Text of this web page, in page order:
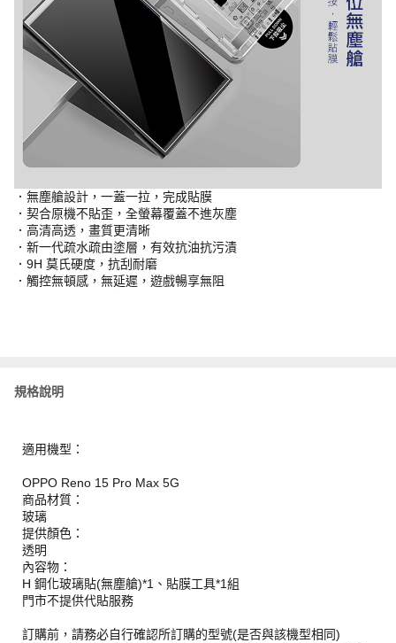
．無塵艙設計，一蓋一拉，完成貼膜
．契合原機不貼歪，全螢幕覆蓋不進灰塵
．高清高透，畫質更清晰
．新一代疏水疏由塗層，有效抗油抗污漬
．9H 莫氏硬度，抗刮耐磨
．觸控無頓感，無延遲，遊戲暢享無阻
規格說明
適用機型：
OPPO Reno 15 Pro Max 5G
商品材質：
玻璃
提供顏色：
透明
內容物：
H 鋼化玻璃貼(無塵艙)*1、貼膜工具*1組
門市不提供代貼服務
訂購前，請務必自行確認所訂購的型號(是否與該機型相同)